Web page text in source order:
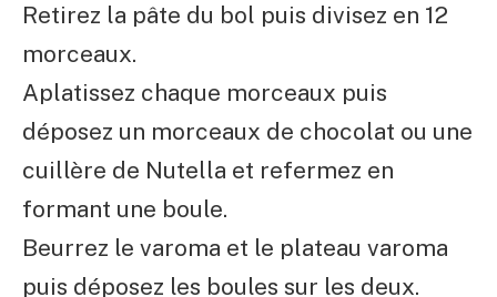
Retirez la pâte du bol puis divisez en 12
morceaux.
Aplatissez chaque morceaux puis
déposez un morceaux de chocolat ou une
cuillère de Nutella et refermez en
formant une boule.
Beurrez le varoma et le plateau varoma
puis déposez les boules sur les deux.